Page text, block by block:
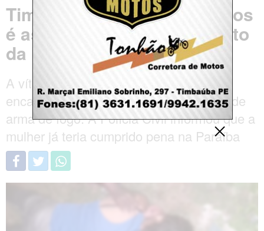
Timbaúba: Mulher de 27 anos
é assassinada a tiros no Alto
da Independência
A vítima foi abordada por um homem
encapuzado e sofreu diversos disparos de
arma de fogo. A Polícia Civil informou que a
mulher já teria cumprido pena na Paraíba